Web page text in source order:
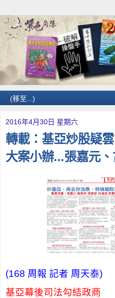
2016年4月30日 星期六
轉載：基亞炒股疑
大案小辦...張嘉元
(168 周報 記者 周天泰)
基亞幕後司法勾結政商